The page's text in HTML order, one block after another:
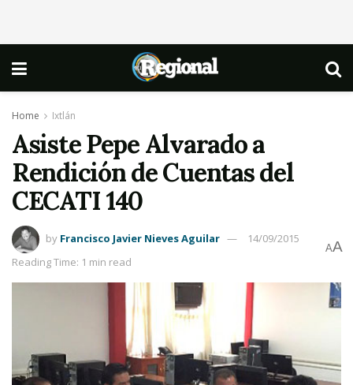
Home Ixtlán
Asiste Pepe Alvarado a
Rendición de Cuentas del
CECATI 140
by Francisco Javier Nieves Aguilar
14/09/2015
Reading Time: 1 min read
AA